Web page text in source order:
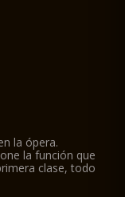
la ópera.
la función que
clase, todo